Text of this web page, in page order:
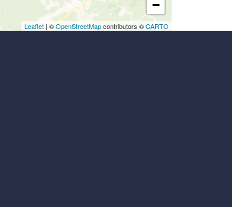
−
Leaflet | ©OpenStreetMapcontributors ©CARTO